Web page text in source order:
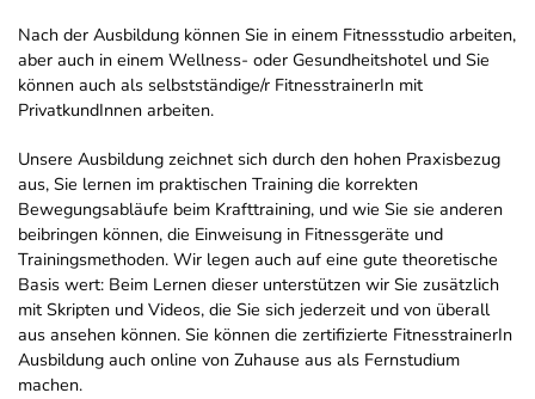
Nach der Ausbildung können Sie in einem Fitnessstudio arbeiten,
aber auch in einem Wellness- oder Gesundheitshotel und Sie
können auch als selbstständige/r FitnesstrainerIn mit
PrivatkundInnen arbeiten.
Unsere Ausbildung zeichnet sich durch den hohen Praxisbezug
aus, Sie lernen im praktischen Training die korrekten
Bewegungsabläufe beim Krafttraining, und wie Sie sie anderen
beibringen können, die Einweisung in Fitnessgeräte und
Trainingsmethoden. Wir legen auch auf eine gute theoretische
Basis wert: Beim Lernen dieser unterstützen wir Sie zusätzlich
mit Skripten und Videos, die Sie sich jederzeit und von überall
aus ansehen können. Sie können die zertifizierte FitnesstrainerIn
Ausbildung auch online von Zuhause aus als Fernstudium
machen.